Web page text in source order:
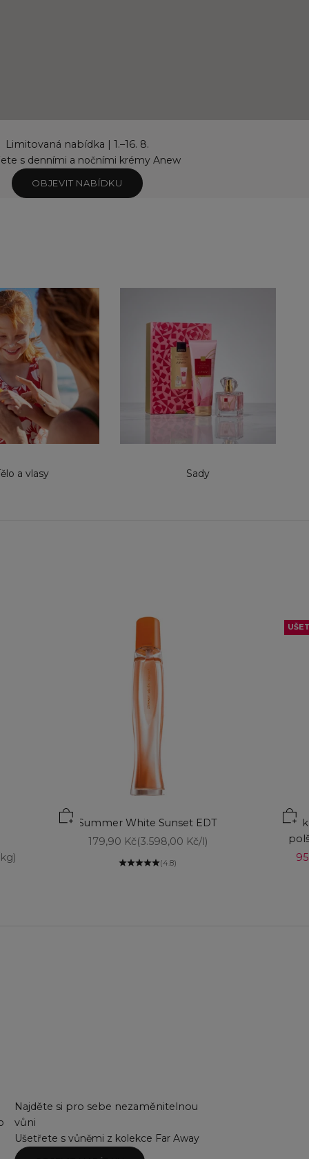
Limitovaná nabídka | 1.–16. 8.
s denními a nočními krémy Anew
OBJEVIT NABÍDKU
a vlasy Sady
Summer White Sunset EDT
Prodejní cena
179,90 Kč(3.598,00 Kč/l)
(4.8)
Najděte si pro sebe nezaměnitelnou
vůni
Ušetřete s vůněmi z kolekce Far Away